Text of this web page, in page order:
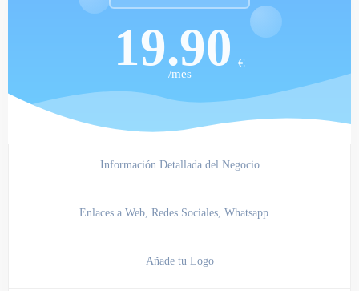
€
19.90
/mes
Información Detallada del Negocio
Enlaces a Web, Redes Sociales, Whatsapp…
Añade tu Logo